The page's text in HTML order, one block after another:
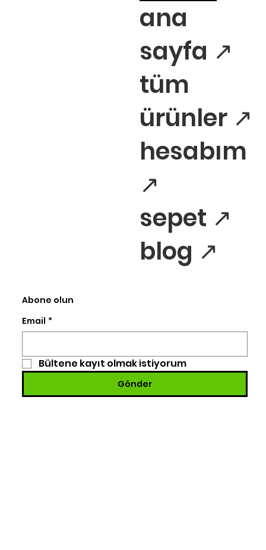
Abone olun
Email *
Bültene kayıt olmak istiyorum
Gönder
ana
sayfa ↗
tüm
ürünler ↗
hesabım
↗
sepet ↗
blog ↗